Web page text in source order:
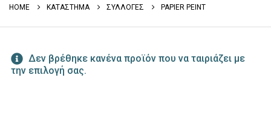
HOME ΚΑΤΑΣΤΗΜΑ ΣΥΛΛΟΓΕΣ PAPIER PEINT
Δεν βρέθηκε κανένα προϊόν που να ταιριάζει με
την επιλογή σας.